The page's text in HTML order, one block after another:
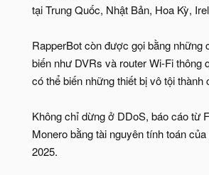
tại Trung Quốc, Nhật Bản, Hoa Kỳ,
RapperBot còn được gọi bằng những
biến như DVRs và router Wi-Fi
có thể biến những thiết bị vô tội
Không chỉ dừng ở DDoS, báo cáo từ
Monero bằng tài nguyên tính toán
2025.